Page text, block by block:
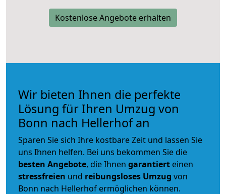
Kostenlose Angebote erhalten
Wir bieten Ihnen die perfekte
Lösung für Ihren Umzug von
Bonn nach Hellerhof an
Sparen Sie sich Ihre kostbare Zeit und lassen Sie
uns Ihnen helfen. Bei uns bekommen Sie die
besten Angebote, die Ihnen garantiert einen
stressfreien und reibungsloses Umzug von
Bonn nach Hellerhof ermöglichen können.